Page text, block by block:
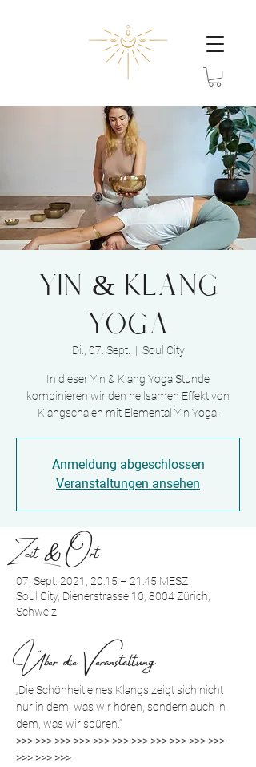
YIN & KLANG
YOGA
Di., 07. Sept.
  |
Soul City
In dieser Yin & Klang Yoga Stunde
kombinieren wir den heilsamen Effekt von
Klangschalen mit Elemental Yin Yoga.
Anmeldung abgeschlossen
Veranstaltungen ansehen
Zeit & Ort
07. Sept. 2021, 20:15 – 21:45 MESZ
Soul City, Dienerstrasse 10, 8004 Zürich,
Schweiz
Über die Veranstaltung
„Die Schönheit eines Klangs zeigt sich nicht
nur in dem, was wir hören, sondern auch in
dem, was wir spüren.“
>>> >>> >>> >>> >>> >>> >>> >>> >>> >>> >>>
>>> >>> >>>